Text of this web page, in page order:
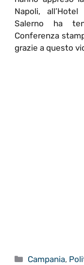
Napoli,
Salerno ha
Conferenza
grazie a questo
Categorie
Campania,